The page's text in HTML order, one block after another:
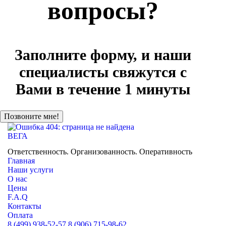
вопросы?
Заполните форму, и наши
специалисты свяжутся с
Вами в течение 1 минуты
ВЕГА
Ответственность. Организованность. Оперативность
Главная
Наши услуги
О нас
Цены
F.A.Q
Контакты
Оплата
8 (499) 938-52-57 8 (906) 715-98-62